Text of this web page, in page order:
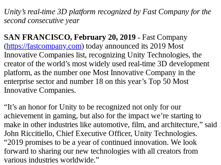
LiveOps
ローンチ後のインサイトとライブゲームオペレーション
詳しく見る
発見され、モバイルユーザーを獲得する
アプリ内課金
ストアとD2C全体でIAPを管理
収益化
プレイヤーを適切なゲームに接続する
Unity で宣伝
Unity で収益化
活用事例
小売
店内体験をオンライン体験に変換する
自動車
イノベーションと車内体験を促進する
すべての業界を見る
ケーススタディ
ベストプラクティスガイド
専門家のヒントとコツ
デモ
デモ、サンプル、ビルディングブロック
新機能
ブログ
更新情報、情報、技術的ヒント
Unity Awards
世界中のUnityクリエイターを祝う
ハウツーガイド
実用的なヒントとベストプラクティス
学生向け
キャリアをスタートさせる
教育者向け
教育を大幅に強化
教育機関向けライセンス
Unityの力をあなたの機関に持ち込む
認定教材
Unityのマスタリーを証明する
Unity’s real-time 3D platform recognized by Fast Company for the
second consecutive year
SAN FRANCISCO, February 20, 2019 - Fast Company
(https://fastcompany.com) today announced its 2019 Most
Innovative Companies list, recognizing Unity Technologies, the
creator of the world’s most widely used real-time 3D development
platform, as the number one Most Innovative Company in the
enterprise sector and number 18 on this year’s Top 50 Most
Innovative Companies.
“It’s an honor for Unity to be recognized not only for our
achievement in gaming, but also for the impact we’re starting to
make in other industries like automotive, film, and architecture,” said
John Riccitiello, Chief Executive Officer, Unity Technologies.
“2019 promises to be a year of continued innovation. We look
forward to sharing our new technologies with all creators from
various industries worldwide.”